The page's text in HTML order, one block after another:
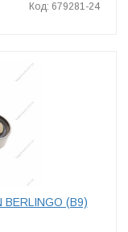
Код: 679281-24
(B9)